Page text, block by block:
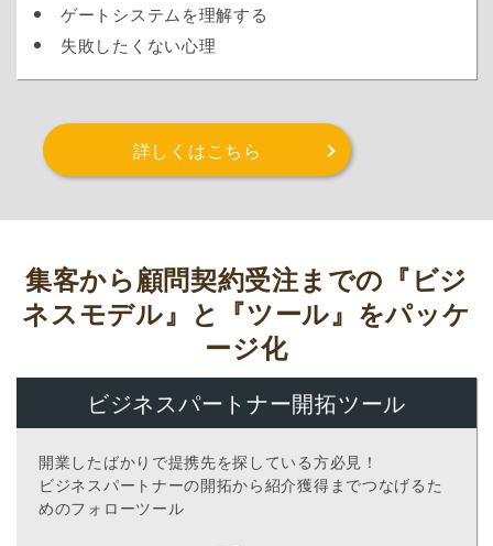
ゲートシステムを理解する
失敗したくない心理
詳しくはこちら
集客から顧問契約受注までの 『ビジ
ネスモデル』と『ツール』をパッケ
ージ化
ビジネスパートナー開拓ツール
開業したばかりで提携先を探している方必見！
ビジネスパートナーの開拓から紹介獲得までつなげるた
めのフォローツール